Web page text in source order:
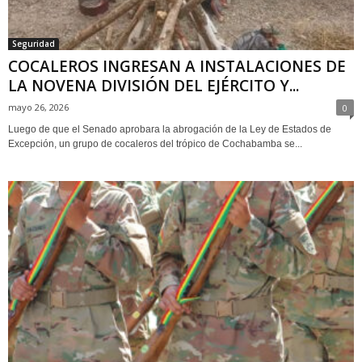
Seguridad
COCALEROS INGRESAN A INSTALACIONES DE
LA NOVENA DIVISIÓN DEL EJÉRCITO Y...
mayo 26, 2026 0
Luego de que el Senado aprobara la abrogación de la Ley de Estados de
Excepción, un grupo de cocaleros del trópico de Cochabamba se...